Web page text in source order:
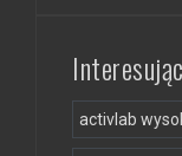
activlab